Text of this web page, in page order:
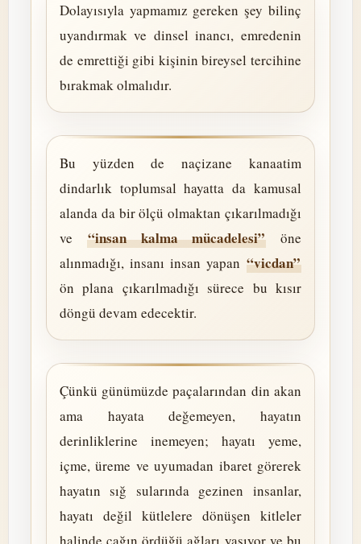
Dolayısıyla yapmamız gereken şey bilinç
uyandırmak ve dinsel inancı, emredenin
de emrettiği gibi kişinin bireysel tercihine
bırakmak olmalıdır.
Bu yüzden de naçizane kanaatim
dindarlık toplumsal hayatta da kamusal
alanda da bir ölçü olmaktan çıkarılmadığı
ve “insan kalma mücadelesi” öne
alınmadığı, insanı insan yapan “vicdan”
ön plana çıkarılmadığı sürece bu kısır
döngü devam edecektir.
Çünkü günümüzde paçalarından din akan
ama hayata değemeyen, hayatın
derinliklerine inemeyen; hayatı yeme,
içme, üreme ve uyumadan ibaret görerek
hayatın sığ sularında gezinen insanlar,
hayatı değil kütlelere dönüşen kitleler